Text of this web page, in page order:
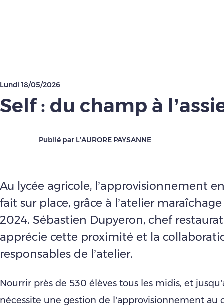
Lundi 18/05/2026
Self : du champ à
Publié par L’AURORE PAYSANNE
Au lycée agricole, l’approvisionnement
fait sur place, grâce à l’atelier
2024. Sébastien Dupyeron, chef
apprécie cette proximité et la
responsables de l’atelier.
Nourrir près de 530 élèves tous les midis, et
nécessite une gestion de l’approvisionnement au